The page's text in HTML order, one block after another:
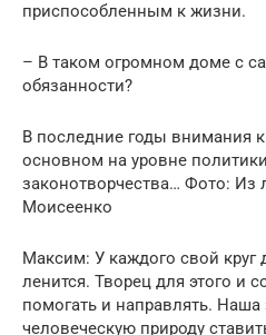
приспособленным к жизни.
– В таком огромном доме с
обязанности?
В последние годы внимания
основном на уровне
законотворчества… Фото: Из
Моисеенко
Максим: У каждого свой круг
ленится. Творец для этого и
помогать и направлять.
человеческую природу